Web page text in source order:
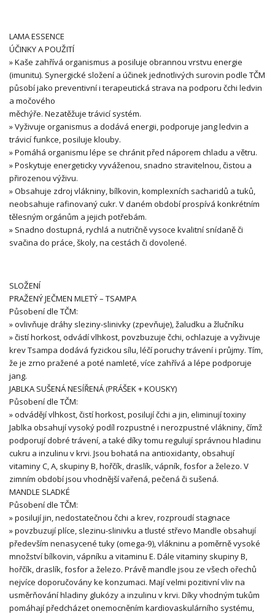
LAMA ESSENCE
ÚČINKY A POUŽITÍ
» Kaše zahřívá organismus a posiluje obrannou vrstvu energie
(imunitu). Synergické složení a účinek jednotlivých surovin podle TČM
působí jako preventivní i terapeutická strava na podporu čchi ledvin
a močového
měchýře. Nezatěžuje trávicí systém.
» Vyživuje organismus a dodává energii, podporuje jang ledvin a
trávicí funkce, posiluje klouby.
» Pomáhá organismu lépe se chránit před náporem chladu a větru.
» Poskytuje energeticky vyváženou, snadno stravitelnou, čistou a
přirozenou výživu.
» Obsahuje zdroj vlákniny, bílkovin, komplexních sacharidů a tuků,
neobsahuje rafinovaný cukr. V daném období prospívá konkrétním
tělesným orgánům a jejich potřebám.
» Snadno dostupná, rychlá a nutričně vysoce kvalitní snídaně či
svačina do práce, školy, na cestách či dovolené.
SLOŽENÍ
PRAŽENÝ JEČMEN MLETÝ – TSAMPA
Působení dle TČM:
» ovlivňuje dráhy sleziny-slinivky (zpevňuje), žaludku a žlučníku
» čistí horkost, odvádí vlhkost, povzbuzuje čchi, ochlazuje a vyživuje
krev Tsampa dodává fyzickou sílu, léčí poruchy trávení i průjmy. Tím,
že je zrno pražené a poté namleté, více zahřívá a lépe podporuje
jang.
JABLKA SUŠENÁ NESÍŘENÁ (PRÁŠEK + KOUSKY)
Působení dle TČM:
» odvádějí vlhkost, čistí horkost, posilují čchi a jin, eliminují toxiny
Jablka obsahují vysoký podíl rozpustné i nerozpustné vlákniny, čímž
podporují dobré trávení, a také díky tomu regulují správnou hladinu
cukru a inzulinu v krvi. Jsou bohatá na antioxidanty, obsahují
vitaminy C, A, skupiny B, hořčík, draslík, vápník, fosfor a železo. V
zimním období jsou vhodnější vařená, pečená či sušená.
MANDLE SLADKÉ
Působení dle TČM:
» posilují jin, nedostatečnou čchi a krev, rozproudí stagnace
» povzbuzují plíce, slezinu-slinivku a tlusté střevo Mandle obsahují
především nenasycené tuky (omega-9), vlákninu a poměrně vysoké
množství bílkovin, vápníku a vitaminu E. Dále vitaminy skupiny B,
hořčík, draslík, fosfor a železo. Právě mandle jsou ze všech ořechů
nejvíce doporučovány ke konzumaci. Mají velmi pozitivní vliv na
usměrňování hladiny glukózy a inzulinu v krvi. Díky vhodným tukům
pomáhají předcházet onemocněním kardiovaskulárního systému,